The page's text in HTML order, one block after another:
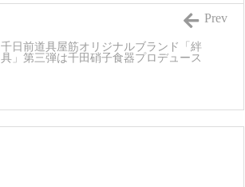
千日前道具屋筋オリジナルブランド「絆
具」第三弾は千田硝子食器プロデュース
Prev